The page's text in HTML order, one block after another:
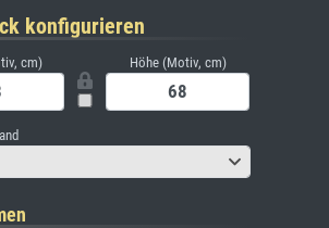
konfigurieren
cm) Höhe (Motiv, cm)